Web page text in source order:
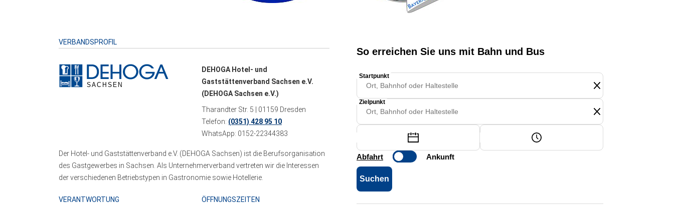
VERBANDSPROFIL
DEHOGA Hotel- und
Gaststättenverband Sachsen e.V.
(DEHOGA Sachsen e.V.)
Tharandter Str. 5 | 01159 Dresden
Telefon: (0351) 428 95 10
WhatsApp: 0152-22344383
Der Hotel- und Gaststättenverband e.V. (DEHOGA Sachsen) ist die Berufsorganisation
des Gastgewerbes in Sachsen. Als Unternehmerverband vertreten wir die Interessen
der verschiedenen Betriebstypen in Gastronomie sowie Hotellerie.
VERANTWORTUNG ÖFFNUNGSZEITEN